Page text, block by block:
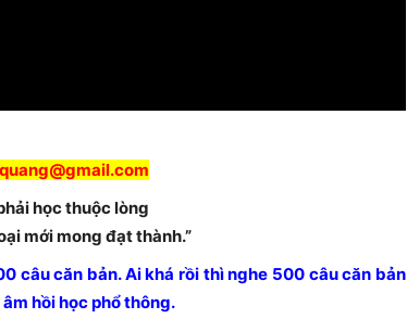
học thuộc lòng
mới mong đạt thành.”
câu căn bản. Ai khá rồi thì nghe 500 câu căn bản
hồi học phổ thông.